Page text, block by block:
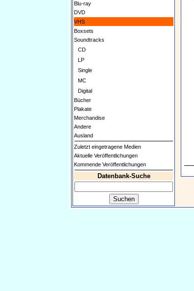
Blu-ray
DVD
VHS
Boxsets
Soundtracks
CD
LP
Single
MC
Digital
Bücher
Plakate
Merchandise
Andere
Ausland
Zuletzt eingetragene Medien
Aktuelle Veröffentlichungen
Kommende Veröffentlichungen
Datenbank-Suche